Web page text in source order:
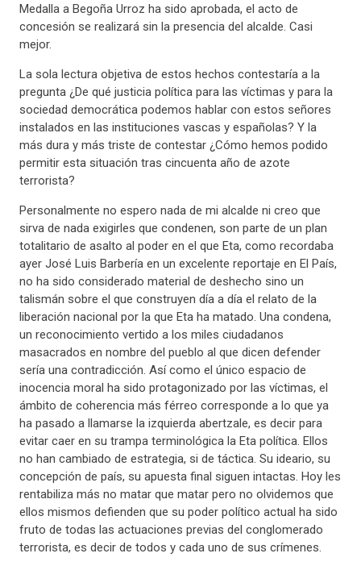
Medalla a Begoña Urroz ha sido aprobada, el acto de
concesión se realizará sin la presencia del alcalde. Casi
mejor.
La sola lectura objetiva de estos hechos contestaría a la
pregunta ¿De qué justicia política para las víctimas y para la
sociedad democrática podemos hablar con estos señores
instalados en las instituciones vascas y españolas? Y la
más dura y más triste de contestar ¿Cómo hemos podido
permitir esta situación tras cincuenta año de azote
terrorista?
Personalmente no espero nada de mi alcalde ni creo que
sirva de nada exigirles que condenen, son parte de un plan
totalitario de asalto al poder en el que Eta, como recordaba
ayer José Luis Barbería en un excelente reportaje en El País,
no ha sido considerado material de deshecho sino un
talismán sobre el que construyen día a día el relato de la
liberación nacional por la que Eta ha matado. Una condena,
un reconocimiento vertido a los miles ciudadanos
masacrados en nombre del pueblo al que dicen defender
sería una contradicción. Así como el único espacio de
inocencia moral ha sido protagonizado por las víctimas, el
ámbito de coherencia más férreo corresponde a lo que ya
ha pasado a llamarse la izquierda abertzale, es decir para
evitar caer en su trampa terminológica la Eta política. Ellos
no han cambiado de estrategia, si de táctica. Su ideario, su
concepción de país, su apuesta final siguen intactas. Hoy les
rentabiliza más no matar que matar pero no olvidemos que
ellos mismos defienden que su poder político actual ha sido
fruto de todas las actuaciones previas del conglomerado
terrorista, es decir de todos y cada uno de sus crímenes.